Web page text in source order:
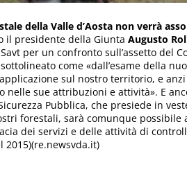
della Valle d’Aosta non verrà
il presidente della Giunta Augusto
per un confronto sull’assetto del
come «dall’esame della
sul nostro territorio, e anzi
nelle sue attribuzioni e attività». E
Pubblica, che presiede in
forestali, sarà comunque
dei servizi e delle attività di
2015)(re.newsvda.it)